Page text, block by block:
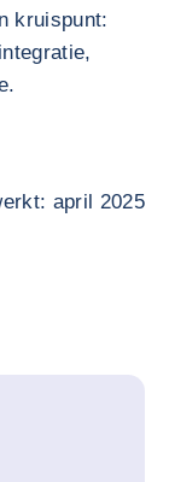
kruispunt:
april 2025